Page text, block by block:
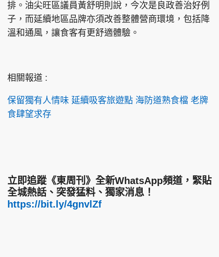
排。油尖旺區議員黃舒明則說，今次是良政善治好例
子，而延續地區品牌亦須改善整體營商環境，包括降
溫和通風，讓食客有更舒適體驗。
相關報道 :
保留獨有人情味 延續吸客旅遊點 海防道熟食檔 老牌
食肆望求存
立即追蹤《東周刊》全新WhatsApp頻道，緊貼
全城熱話、突發猛料、獨家消息！
https://bit.ly/4gnvlZf